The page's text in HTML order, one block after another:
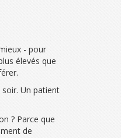
- pour
élevés que
Un patient
? Parce que
de